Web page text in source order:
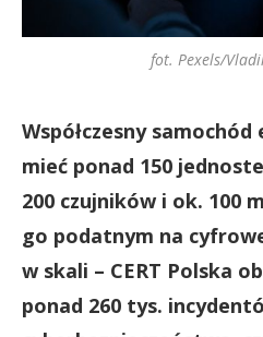
fot. Pexels/
Współczesny
mieć ponad 150
200 czujników i ok. 100
go podatnym na
w skali – CERT Polska
ponad 260 tys.